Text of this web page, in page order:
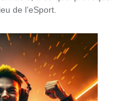
de l’eSport.